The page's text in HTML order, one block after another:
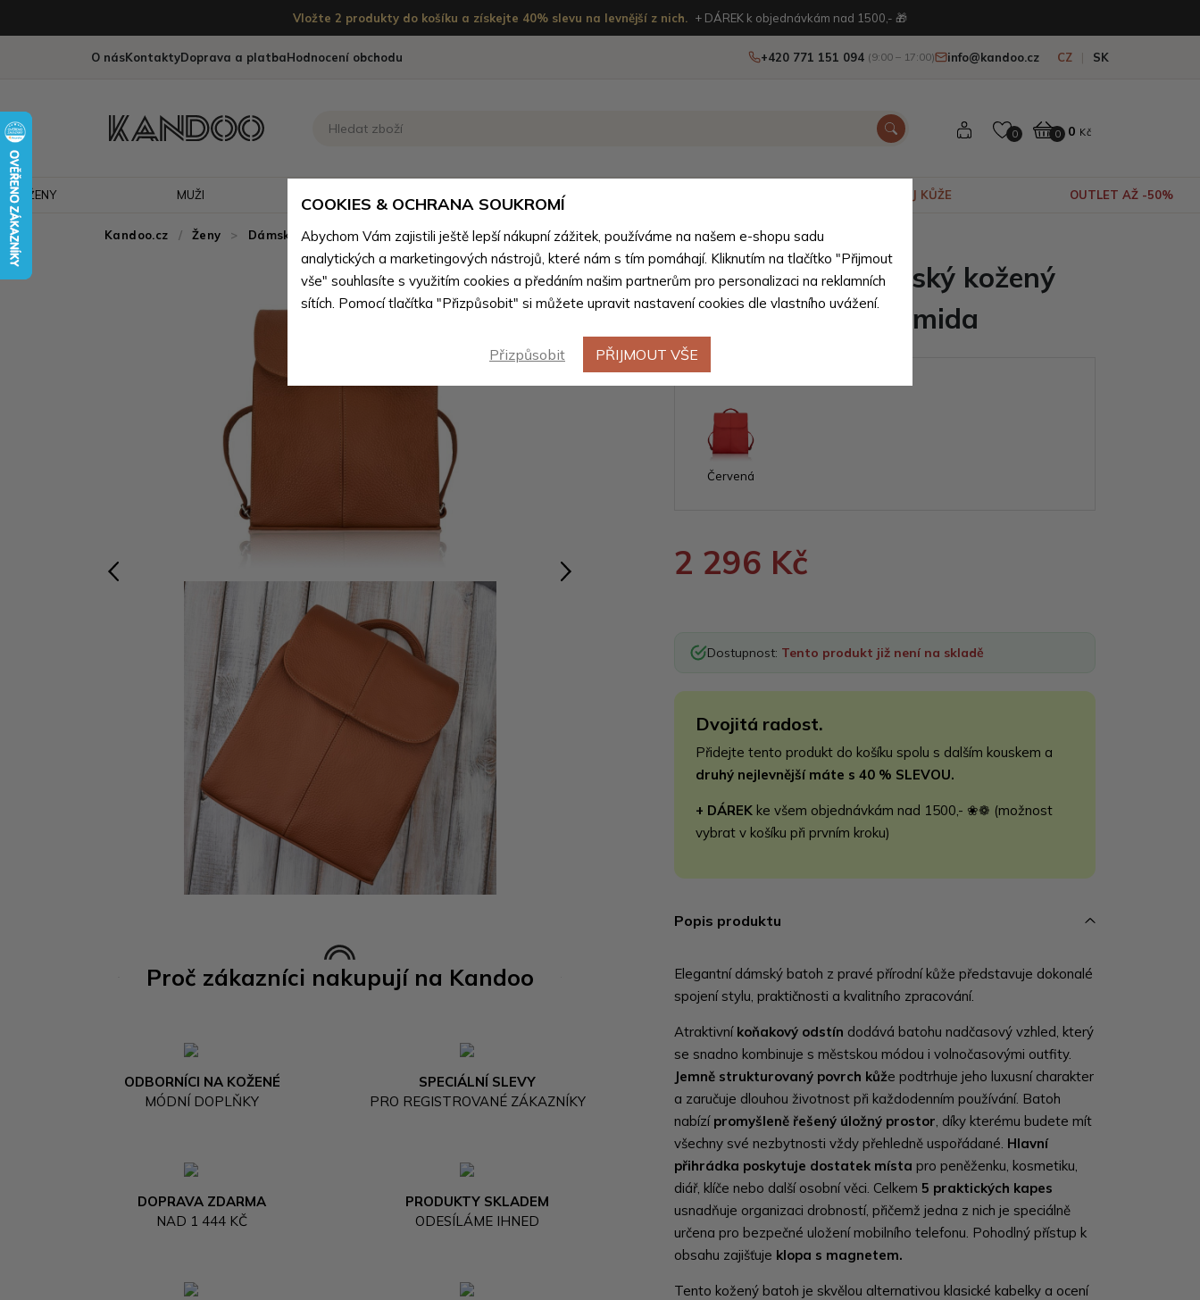
Vložte 2 produkty do košíku a získejte 40% slevu na levnější z nich. + DÁREK k objednávkám nad 1500,- 🎁
O násKontaktyDoprava a platbaHodnocení obchodu +420 771 151 094 (9:00 – 17:00) info@kandoo.cz CZ SK
0 0 0 Kč
ŽENY MUŽI VÝPRODEJ KŮŽE OUTLET AŽ -50%
Kandoo.cz Ženy > Dámské batohy > Dámské batohy podle materiálu > Dámské batohy z přírodní pravé kůže
Novinka
Proč zákazníci nakupují na Kandoo
ODBORNÍCI NA KOŽENÉ
MÓDNÍ DOPLŇKY
SPECIÁLNÍ SLEVY
PRO REGISTROVANÉ ZÁKAZNÍKY
DOPRAVA ZDARMA
NAD 1 444 KČ
PRODUKTY SKLADEM
ODESÍLÁME IHNED
Světle hnědý dámský kožený
batoh do města Umida
Barevné varianty
Červená
2 296 Kč
Dostupnost: Tento produkt již není na skladě
Dvojitá radost.
Přidejte tento produkt do košíku spolu s dalším kouskem a
druhý nejlevnější máte s 40 % SLEVOU.
+ DÁREK ke všem objednávkám nad 1500,- ❀❁ (možnost
vybrat v košíku při prvním kroku)
Popis produktu
Elegantní dámský batoh z pravé přírodní kůže představuje dokonalé
spojení stylu, praktičnosti a kvalitního zpracování.
Atraktivní koňakový odstín dodává batohu nadčasový vzhled, který
se snadno kombinuje s městskou módou i volnočasovými outfity.
Jemně strukturovaný povrch kůže podtrhuje jeho luxusní charakter
a zaručuje dlouhou životnost při každodenním používání. Batoh
nabízí promyšleně řešený úložný prostor, díky kterému budete mít
všechny své nezbytnosti vždy přehledně uspořádané. Hlavní
přihrádka poskytuje dostatek místa pro peněženku, kosmetiku,
diář, klíče nebo další osobní věci. Celkem 5 praktických kapes
usnadňuje organizaci drobností, přičemž jedna z nich je speciálně
určena pro bezpečné uložení mobilního telefonu. Pohodlný přístup k
obsahu zajišťuje klopa s magnetem.
Tento kožený batoh je skvělou alternativou klasické kabelky a ocení
COOKIES & OCHRANA SOUKROMÍ
Abychom Vám zajistili ještě lepší nákupní zážitek, používáme na našem e-shopu sadu
analytických a marketingových nástrojů, které nám s tím pomáhají. Kliknutím na tlačítko "Přijmout
vše" souhlasíte s využitím cookies a předáním našim partnerům pro personalizaci na reklamních
sítích. Pomocí tlačítka "Přizpůsobit" si můžete upravit nastavení cookies dle vlastního uvážení.
Přizpůsobit PŘIJMOUT VŠE